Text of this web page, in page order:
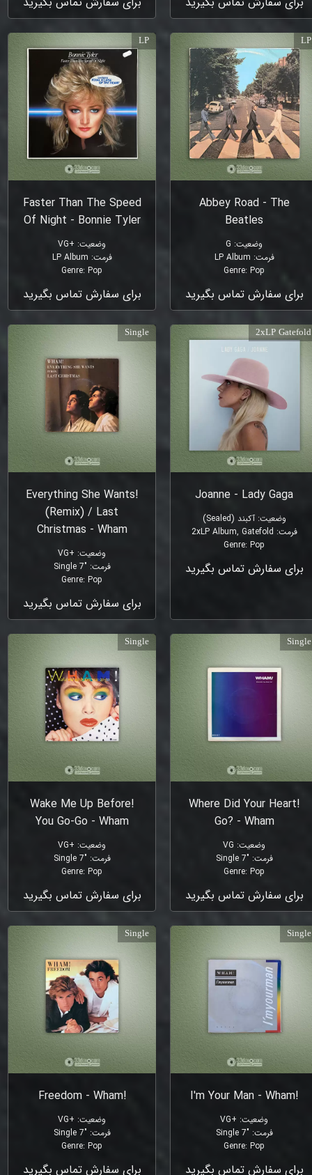
Abbey Road - The
Beatles
وضعیت:
G
فرمت:
LP Album
Genre: Pop
برای سفارش تماس بگیرید
LP
Faster Than The Speed
Of Night - Bonnie Tyler
وضعیت:
+VG
فرمت:
LP Album
Genre: Pop
برای سفارش تماس بگیرید
LP
Joanne - Lady Gaga
وضعیت:آکبند (Sealed)
فرمت:
2xLP Album, Gatefold
Genre: Pop
برای سفارش تماس بگیرید
2xLP Gatefold
!Everything She Wants
(Remix) / Last
Christmas - Wham
وضعیت:
+VG
فرمت:
"Single 7
Genre: Pop
برای سفارش تماس بگیرید
Single
!Where Did Your Heart
Go? - Wham
وضعیت:
VG
فرمت:
"Single 7
Genre: Pop
برای سفارش تماس بگیرید
Single
!Wake Me Up Before
You Go-Go - Wham
وضعیت:
+VG
فرمت:
"Single 7
Genre: Pop
برای سفارش تماس بگیرید
Single
!I'm Your Man - Wham
وضعیت:
+VG
فرمت:
"Single 7
Genre: Pop
برای سفارش تماس بگیرید
Single
!Freedom - Wham
وضعیت:
+VG
فرمت:
"Single 7
Genre: Pop
برای سفارش تماس بگیرید
Single